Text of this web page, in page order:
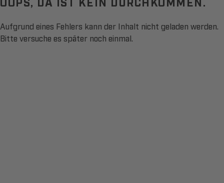
Aufgrund eines Fehlers kann der Inhalt nicht geladen werden.
Bitte versuche es später noch einmal.